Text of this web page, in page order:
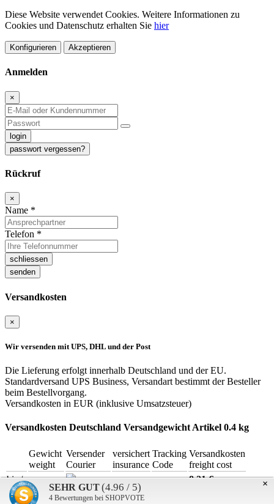
×
SEHR GUT(4.96 / 5)
4 Bewertungen bei SHOPVOTE
Diese Website verwendet Cookies. Weitere Informationen zu
Cookies und Datenschutz erhalten Sie hier
Konfigurieren Akzeptieren
Anmelden
×
login
passwort vergessen?
Rückruf
×
Name *
Telefon *
schliessen
senden
Versandkosten
×
Wir versenden mit UPS, DHL und der Post
Die Lieferung erfolgt innerhalb Deutschland und der EU.
Standardversand UPS Business, Versandart bestimmt der Besteller
beim Bestellvorgang.
Versandkosten in EUR (inklusive Umsatzsteuer)
Versandkosten Deutschland Versandgewicht Artikel 0.4 kg
Gewicht
weight
Versender
Courier
versichert
insurance
Tracking
Code
Versandkosten
freight cost
bis /
up to
10.00 kg
DHL Paket
8,21 €